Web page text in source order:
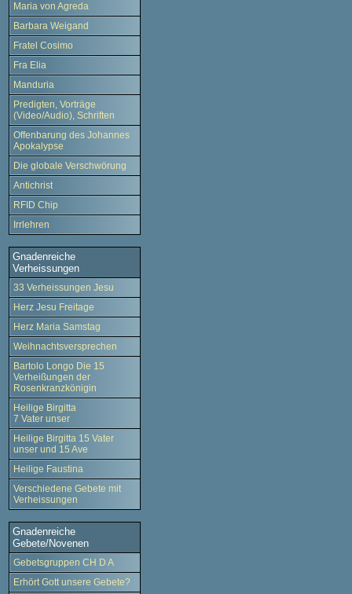
Maria von Agreda
Barbara Weigand
Fratel Cosimo
Fra Elia
Manduria
Predigten, Vorträge
(Video/Audio), Schriften
Offenbarung des Johannes
Apokalypse
Die globale Verschwörung
Antichrist
RFID Chip
Irrlehren
Gnadenreiche
Verheissungen
33 Verheissungen Jesu
Herz Jesu Freitage
Herz Maria Samstag
Weihnachtsversprechen
Bartolo Longo Die 15
Verheißungen der
Rosenkranzkönigin
Heilige Birgitta
7 Vater unser
Heilige Birgitta 15 Vater
unser und 15 Ave
Heilige Faustina
Verschiedene Gebete mit
Verheissungen
Gnadenreiche
Gebete/Novenen
Gebetsgruppen CH D A
Erhört Gott unsere Gebete?